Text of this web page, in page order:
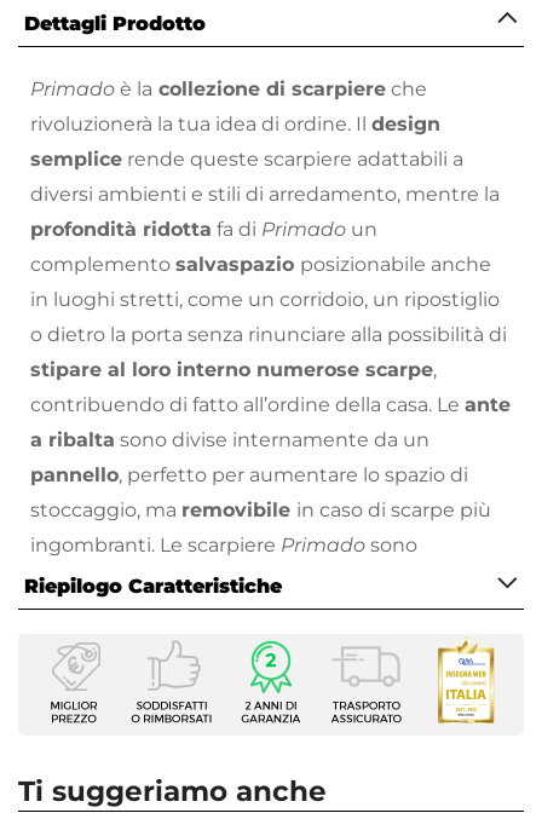
Dettagli Prodotto
Primado è la collezione di scarpiere che
rivoluzionerà la tua idea di ordine. Il design
semplice rende queste scarpiere adattabili a
diversi ambienti e stili di arredamento, mentre la
profondità ridotta fa di Primado un
complemento salvaspazio posizionabile anche
in luoghi stretti, come un corridoio, un ripostiglio
o dietro la porta senza rinunciare alla possibilità di
stipare al loro interno numerose scarpe,
contribuendo di fatto all’ordine della casa. Le ante
a ribalta sono divise internamente da un
pannello, perfetto per aumentare lo spazio di
stoccaggio, ma removibile in caso di scarpe più
ingombranti. Le scarpiere Primado sono
realizzate infibra di legno
moderno dai molteplici vantaggi, tra i quali la
leggerezza e stabilità, la durabilità e fascino
estetico.
Scopri la collezione di complementi d’arredo con
Riepilogo Caratteristiche
Caratteristiche
Tipologia
Scarpiera
Ti suggeriamo anche